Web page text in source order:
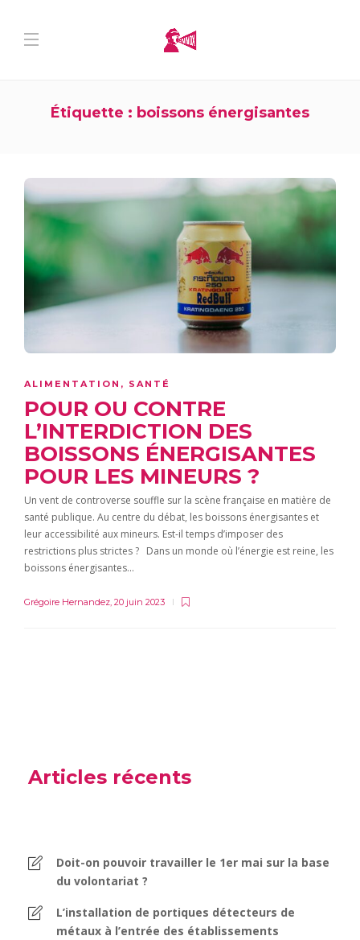
Étiquette : boissons énergisantes
ALIMENTATION , SANTÉ
POUR OU CONTRE
L’INTERDICTION DES
BOISSONS ÉNERGISANTES
POUR LES MINEURS ?
Un vent de controverse souffle sur la scène française en matière de
santé publique. Au centre du débat, les boissons énergisantes et
leur accessibilité aux mineurs. Est-il temps d’imposer des
restrictions plus strictes ? Dans un monde où l’énergie est reine, les
boissons énergisantes…
Grégoire Hernandez, 20 juin 2023
Articles récents
Doit-on pouvoir travailler le 1er mai sur la base
du volontariat ?
L’installation de portiques détecteurs de
métaux à l’entrée des établissements